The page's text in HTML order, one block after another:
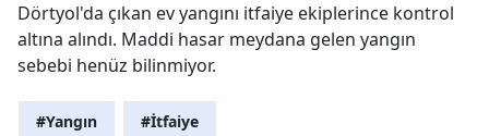
Dörtyol'da çıkan ev yangını itfaiye ekiplerince kontrol
altına alındı. Maddi hasar meydana gelen yangın
sebebi henüz bilinmiyor.
#Yangın #İtfaiye